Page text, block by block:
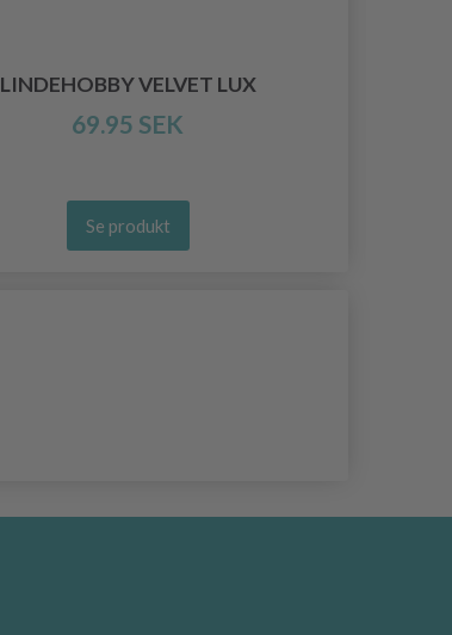
LINDEHOBBY VELVET LUX
69.95 SEK
Se produkt